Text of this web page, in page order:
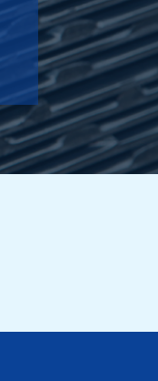
Sélectionner
Sélectionner
Sélectionner
Sélectionner
Sélectionner